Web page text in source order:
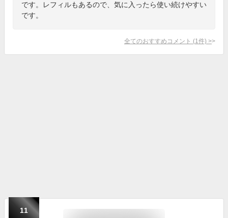
です。レフィルもあるので、気に入ったら使い続けやすい
です。
全てのおすすめコメント (1 件) >
11